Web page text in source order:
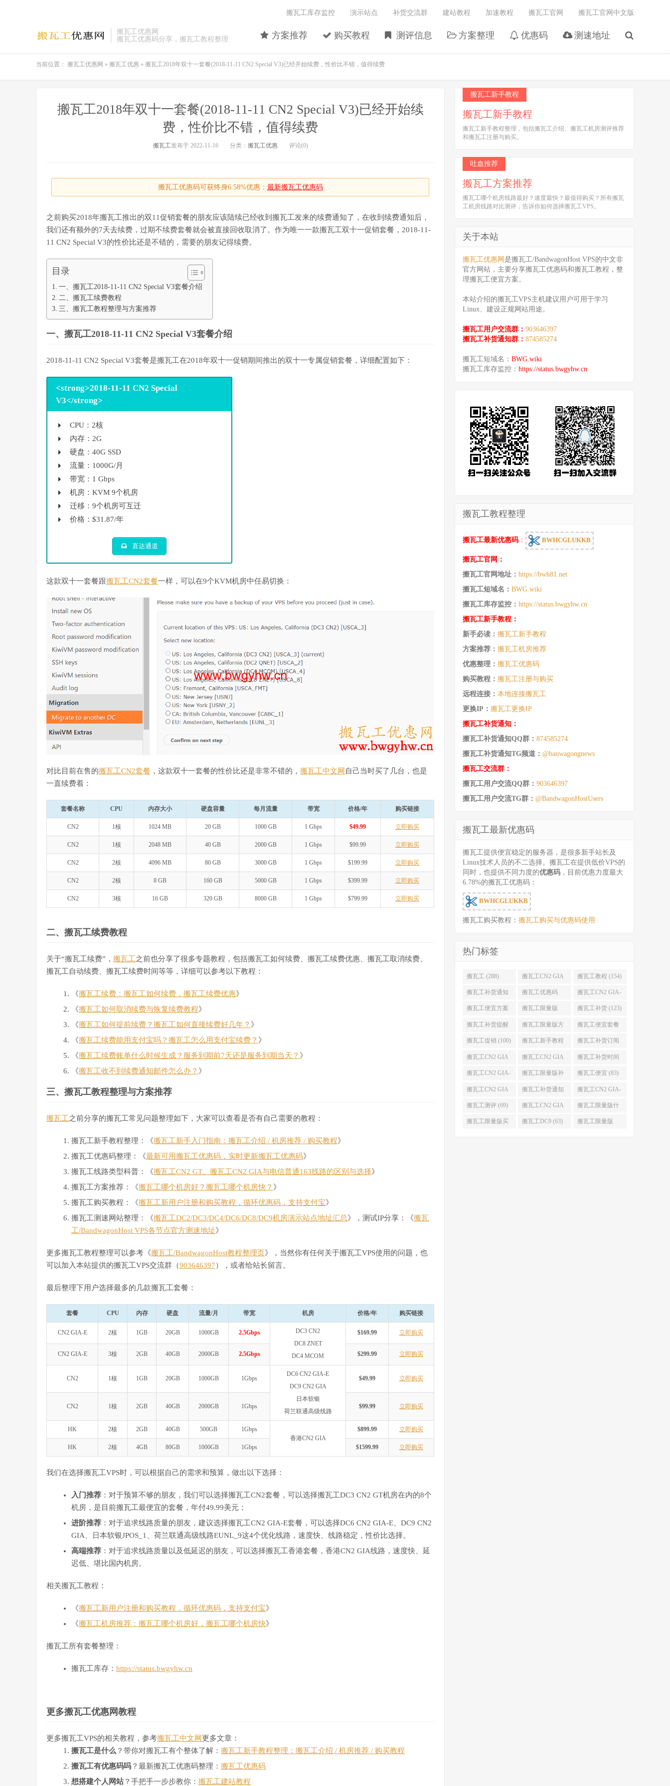
搬瓦工优惠网
搬瓦工优惠码分享，搬瓦工教程整理
方案推荐 购买教程 测评信息 方案整理 优惠码 测速地址
搬瓦工库存监控 演示站点 补货交流群 建站教程 加速教程 搬瓦工官网 搬瓦工官网中文版
当前位置： 搬瓦工优惠网 » 搬瓦工优惠 » 搬瓦工2018年双十一套餐(2018-11-11 CN2 Special V3)已经开始续费，性价比不错，值得续费
搬瓦工2018年双十一套餐(2018-11-11 CN2 Special V3)已经开始续
费，性价比不错，值得续费
搬瓦工发布于 2022-11-16 分类： 搬瓦工优惠 评论(0)
搬瓦工优惠码可获终身6.58%优惠： 最新搬瓦工优惠码
之前购买2018年搬瓦工推出的双11促销套餐的朋友应该陆续已经收到搬瓦工发来的续费通知了，在收到续费通知后，
我们还有额外的7天去续费，过期不续费套餐就会被直接回收取消了。作为唯一一款搬瓦工双十一促销套餐，2018-11-
11 CN2 Special V3的性价比还是不错的，需要的朋友记得续费。
目录
一、搬瓦工2018-11-11 CN2 Special V3套餐介绍
二、搬瓦工续费教程
三、搬瓦工教程整理与方案推荐
一、搬瓦工2018-11-11 CN2 Special V3套餐介绍
2018-11-11 CN2 Special V3套餐是搬瓦工在2018年双十一促销期间推出的双十一专属促销套餐，详细配置如下：
<strong>2018-11-11 CN2 Special
V3</strong>
CPU：2核
内存：2G
硬盘：40G SSD
流量：1000G/月
带宽：1 Gbps
机房：KVM 9个机房
迁移：9个机房可互迁
价格：$31.87/年
直达通道
这款双十一套餐跟搬瓦工CN2套餐一样，可以在9个KVM机房中任易切换：
对比目前在售的搬瓦工CN2套餐 ，这款双十一套餐的性价比还是非常不错的， 搬瓦工中文网 自己当时买了几台，也是
一直续费着：
套餐名称 CPU 内存大小 硬盘容量 每月流量 带宽 价格/年 购买链接
CN2 1核 1024 MB 20 GB 1000 GB 1 Gbps $49.99 立即购买
CN2 1核 2048 MB 40 GB 2000 GB 1 Gbps $99.99 立即购买
CN2 2核 4096 MB 80 GB 3000 GB 1 Gbps $199.99 立即购买
CN2 2核 8 GB 160 GB 5000 GB 1 Gbps $399.99 立即购买
CN2 3核 16 GB 320 GB 8000 GB 1 Gbps $799.99 立即购买
二、搬瓦工续费教程
关于“搬瓦工续费”， 搬瓦工之前也分享了很多专题教程，包括搬瓦工如何续费、搬瓦工续费优惠、搬瓦工取消续费、
搬瓦工自动续费、搬瓦工续费时间等等，详细可以参考以下教程：
《搬瓦工续费：搬瓦工如何续费，搬瓦工续费优惠》
《搬瓦工如何取消续费与恢复续费教程》
《搬瓦工如何提前续费？搬瓦工如何直接续费好几年？ 》
《搬瓦工续费能用支付宝吗？搬瓦工怎么用支付宝续费？ 》
《搬瓦工续费账单什么时候生成？服务到期前7天还是服务到期当天？ 》
《搬瓦工收不到续费通知邮件怎么办？ 》
三、搬瓦工教程整理与方案推荐
搬瓦工之前分享的搬瓦工常见问题整理如下，大家可以查看是否有自己需要的教程：
搬瓦工新手教程整理：《搬瓦工新手入门指南：搬瓦工介绍 / 机房推荐 / 购买教程》
搬瓦工优惠码整理：《最新可用搬瓦工优惠码，实时更新搬瓦工优惠码》
搬瓦工线路类型科普：《搬瓦工CN2 GT、搬瓦工CN2 GIA与电信普通163线路的区别与选择》
搬瓦工方案推荐：《搬瓦工哪个机房好？搬瓦工哪个机房快？ 》
搬瓦工购买教程：《搬瓦工新用户注册和购买教程，循环优惠码，支持支付宝》
搬瓦工测速网站整理：《搬瓦工DC2/DC3/DC4/DC6/DC8/DC9机房演示站点地址汇总》，测试IP分享：《搬瓦
工/BandwagonHost VPS各节点官方测速地址》
更多搬瓦工教程整理可以参考《搬瓦工/BandwagonHost教程整理页》，当然你有任何关于搬瓦工VPS使用的问题，也
可以加入本站提供的搬瓦工VPS交流群（903646397），或者给站长留言。
最后整理下用户选择最多的几款搬瓦工套餐：
套餐 CPU 内存 硬盘 流量/月 带宽 机房 价格/年 购买链接
CN2 GIA-E 2核 1GB 20GB 1000GB 2.5Gbps
DC3 CN2
DC8 ZNET
DC4 MCOM
$169.99 立即购买
CN2 GIA-E 3核 2GB 40GB 2000GB 2.5Gbps $299.99 立即购买
CN2 1核 1GB 20GB 1000GB 1Gbps
DC6 CN2 GIA-E
DC9 CN2 GIA
日本软银
荷兰联通高级线路
$49.99 立即购买
CN2 1核 2GB 40GB 2000GB 1Gbps $99.99 立即购买
HK 2核 2GB 40GB 500GB
1Gbps
香港CN2 GIA
$899.99 立即购买
HK 2核 4GB 80GB 1000GB 1Gbps $1599.99 立即购买
我们在选择搬瓦工VPS时，可以根据自己的需求和预算，做出以下选择：
入门推荐 ：对于预算不够的朋友，我们可以选择搬瓦工CN2套餐，可以选择搬瓦工DC3 CN2 GT机房在内的8个
机房，是目前搬瓦工最便宜的套餐，年付49.99美元；
进阶推荐 ：对于追求线路质量的朋友，建议选择搬瓦工CN2 GIA-E套餐，可以选择DC6 CN2 GIA-E、DC9 CN2
GIA、日本软银JPOS_1、荷兰联通高级线路EUNL_9这4个优化线路，速度快、线路稳定，性价比选择。
高端推荐 ：对于追求线路质量以及低延迟的朋友，可以选择搬瓦工香港套餐，香港CN2 GIA线路，速度快、延
迟低、堪比国内机房。
相关搬瓦工教程：
《搬瓦工新用户注册和购买教程，循环优惠码，支持支付宝》
《搬瓦工机房推荐：搬瓦工哪个机房好，搬瓦工哪个机房快》
搬瓦工所有套餐整理：
搬瓦工库存： https://status.bwgyhw.cn
更多搬瓦工优惠网教程
更多搬瓦工VPS的相关教程，参考搬瓦工中文网 更多文章：
搬瓦工是什么 ？带你对搬瓦工有个整体了解： 搬瓦工新手教程整理：搬瓦工介绍 / 机房推荐 / 购买教程
搬瓦工有优惠码吗 ？最新搬瓦工优惠码整理： 搬瓦工优惠码
想搭建个人网站？手把手一步步教你： 搬瓦工建站教程
搬瓦工新手教程
搬瓦工新手教程
搬瓦工新手教程整理，包括搬瓦工介绍、搬瓦工机房测评推荐
和搬瓦工注册与购买。
吐血推荐
搬瓦工方案推荐
搬瓦工哪个机房线路最好？速度最快？最值得购买？所有搬瓦
工机房线路对比测评，告诉你如何选择搬瓦工VPS。
关于本站
搬瓦工优惠网 是搬瓦工/BandwagonHost VPS的中文非
官方网站，主要分享搬瓦工优惠码和搬瓦工教程，整
理搬瓦工便宜方案。
本站介绍的搬瓦工VPS主机建议用户可用于学习
Linux、建设正规网站用途。
搬瓦工用户交流群： 903646397
搬瓦工补货通知群： 874585274
搬瓦工短域名： BWG.wiki
搬瓦工库存监控： https://status.bwgyhw.cn
搬瓦工教程整理
搬瓦工最新优惠码 ： BWHCGLUKKB
搬瓦工官网：
搬瓦工官网地址： https://bwh81.net
搬瓦工短域名： BWG.wiki
搬瓦工库存监控： https://status.bwgyhw.cn
搬瓦工新手教程：
新手必读： 搬瓦工新手教程
方案推荐： 搬瓦工机房推荐
优惠整理： 搬瓦工优惠码
购买教程： 搬瓦工注册与购买
远程连接： 本地连接搬瓦工
更换IP： 搬瓦工更换IP
搬瓦工补货通知：
搬瓦工补货通知QQ群： 874585274
搬瓦工补货通知TG频道： @banwagongnews
搬瓦工交流群：
搬瓦工用户交流QQ群： 903646397
搬瓦工用户交流TG群： @BandwagonHostUsers
搬瓦工最新优惠码
搬瓦工提供便宜稳定的服务器，是很多新手站长及
Linux技术人员的不二选择。搬瓦工在提供低价VPS的
同时，也提供不同力度的优惠码 ，目前优惠力度最大
6.78%的搬瓦工优惠码：
BWHCGLUKKB
搬瓦工购买教程： 搬瓦工购买与优惠码使用
热门标签
搬瓦工 (288) 搬瓦工CN2 GIA
(176)
搬瓦工教程 (154)
搬瓦工补货通知
(132)
搬瓦工优惠码
(131)
搬瓦工CN2 GIA-
E (130)
搬瓦工便宜方案
(128)
搬瓦工限量版
(126)
搬瓦工补货 (123)
搬瓦工补货提醒
(106)
搬瓦工限量版方
案 (106)
搬瓦工便宜套餐
(103)
搬瓦工促销 (100) 搬瓦工新手教程
(98)
搬瓦工补货订阅
(98)
搬瓦工CN2 GIA
便宜方案 (92)
搬瓦工CN2 GIA
限量版 (90)
搬瓦工补货时间
(89)
搬瓦工CN2 GIA-
E限量版 (84)
搬瓦工限量版补
货 (84)
搬瓦工便宜 (83)
搬瓦工CN2 GIA
优惠 (82)
搬瓦工补货通知
QQ群 (76)
搬瓦工CN2 GIA-
E便宜套餐 (76)
搬瓦工测评 (69) 搬瓦工CN2 GIA
限量版补货 (67)
搬瓦工限量版什
么时候补货 (67)
搬瓦工限量版买 搬瓦工DC9 (63) 搬瓦工限量版